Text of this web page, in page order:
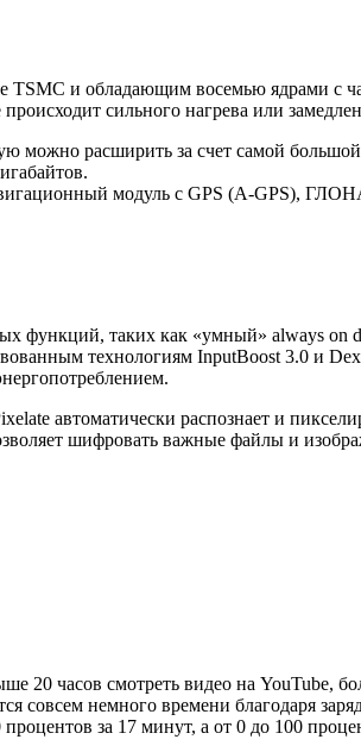
и обладающим восемью ядрами с
сильного нагрева или
можно расширить за счет самой
модуль с GPS (A-GPS),
функций, таких как «умный» always
технологиям InputBoost 3.0 и
автоматически распознает и
шифровать важные файлы и
20 часов смотреть видео на YouTube,
совсем немного времени благодаря
за 17 минут, а от 0 до 100